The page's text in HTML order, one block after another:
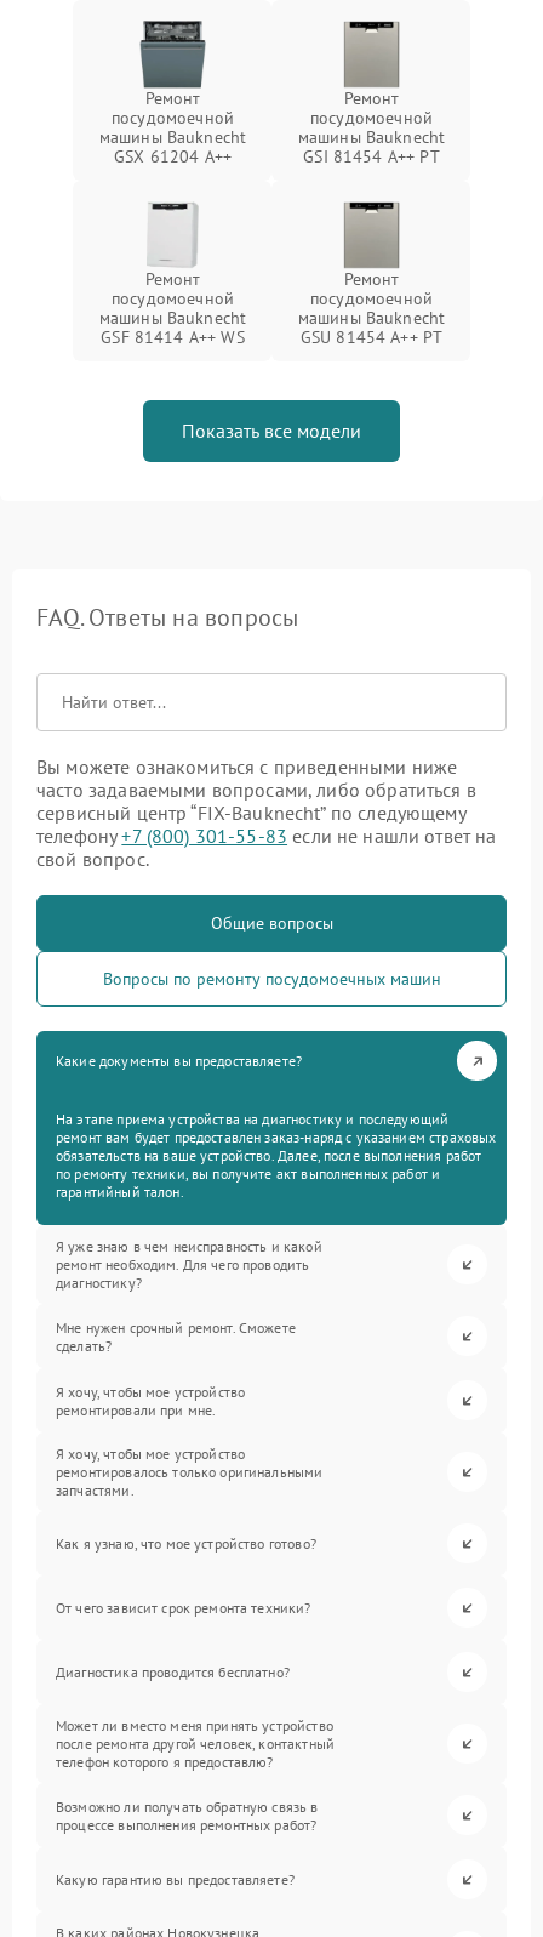
Ремонт
посудомоечной
машины Bauknecht
GSX 61204 A++
Ремонт
посудомоечной
машины Bauknecht
GSI 81454 A++ PT
Ремонт
посудомоечной
машины Bauknecht
GSF 81414 A++ WS
Ремонт
посудомоечной
машины Bauknecht
GSU 81454 A++ PT
Показать все модели
FAQ. Ответы на вопросы
Вы можете ознакомиться с приведенными ниже
часто задаваемыми вопросами, либо обратиться в
сервисный центр “FIX-Bauknecht” по следующему
телефону+7 (800) 301-55-83 если не нашли ответ на
свой вопрос.
Общие вопросы
Вопросы по ремонту посудомоечных машин
Какие документы вы предоставляете?
На этапе приема устройства на диагностику и последующий
ремонт вам будет предоставлен заказ-наряд с указанием страховых
обязательств на ваше устройство. Далее, после выполнения работ
по ремонту техники, вы получите акт выполненных работ и
гарантийный талон.
Я уже знаю в чем неисправность и какой
ремонт необходим. Для чего проводить
диагностику?
Мне нужен срочный ремонт. Сможете
сделать?
Я хочу, чтобы мое устройство
ремонтировали при мне.
Я хочу, чтобы мое устройство
ремонтировалось только оригинальными
запчастями.
Как я узнаю, что мое устройство готово?
От чего зависит срок ремонта техники?
Диагностика проводится бесплатно?
Может ли вместо меня принять устройство
после ремонта другой человек, контактный
телефон которого я предоставлю?
Возможно ли получать обратную связь в
процессе выполнения ремонтных работ?
Какую гарантию вы предоставляете?
В каких районах Новокузнецка